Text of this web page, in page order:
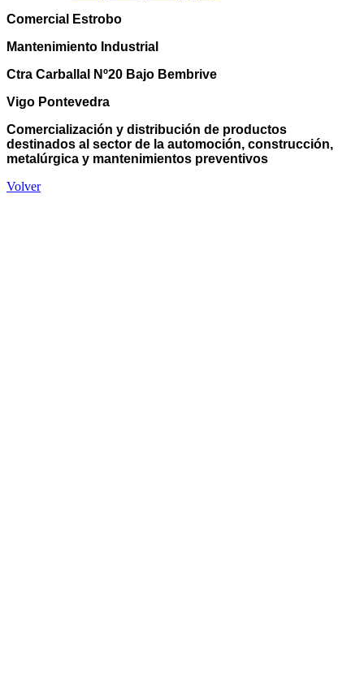
Comercial Estrobo
Mantenimiento Industrial
Ctra Carballal Nº20 Bajo Bembrive
Vigo Pontevedra
Comercialización y distribución de productos
destinados al sector de la automoción, construcción,
metalúrgica y mantenimientos preventivos
Volver